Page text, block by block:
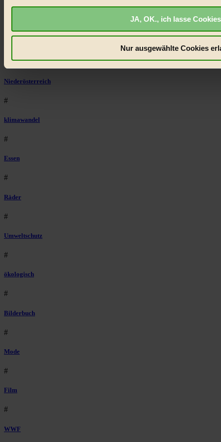
JA, OK., ich lasse
Nur ausgewählte Cookies
Niederösterreich
#
klimawandel
#
Essen
#
Räder
#
Umweltschutz
#
ökologisch
#
Bilderbuch
#
Mode
#
Film
#
WWF